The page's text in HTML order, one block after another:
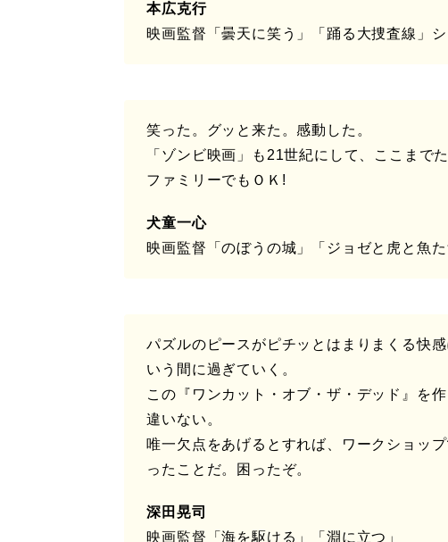
本広克行
映画監督「曇天に笑う」「踊る大捜査線」
笑った。グッと来た。感動した。
「ゾンビ映画」も21世紀にして、ここまで
ファミリーでもＯＫ!
​犬童一心
映画監督「のぼうの城」「ジョゼと虎と魚た
パズルのピースがピチッとはまりまくる快
いう間に過ぎていく。
この『ワンカット・オブ・ザ・デッド』を
違いない。
唯一欠点をあげるとすれば、ワークショッ
ったことだ。困ったぞ。
深田晃司
映画監督「海を駆ける」「淵に立つ」